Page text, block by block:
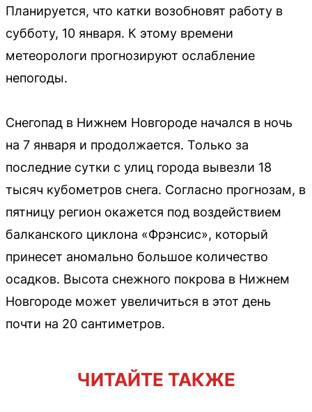
Планируется, что катки возобновят работу в
субботу, 10 января. К этому времени
метеорологи прогнозируют ослабление
непогоды.
Снегопад в Нижнем Новгороде начался в ночь
на 7 января и продолжается. Только за
последние сутки с улиц города вывезли 18
тысяч кубометров снега. Согласно прогнозам, в
пятницу регион окажется под воздействием
балканского циклона «Фрэнсис», который
принесет аномально большое количество
осадков. Высота снежного покрова в Нижнем
Новгороде может увеличиться в этот день
почти на 20 сантиметров.
ЧИТАЙТЕ ТАКЖЕ